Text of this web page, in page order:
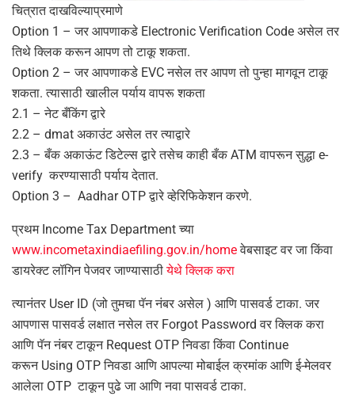
चित्रात दाखविल्याप्रमाणे
Option 1 – जर आपणाकडे Electronic Verification Code असेल तर
तिथे क्लिक करून आपण तो टाकू शकता.
Option 2 – जर आपणाकडे EVC नसेल तर आपण तो पुन्हा मागवून टाकू
शकता. त्यासाठी खालील पर्याय वापरू शकता
2.1 – नेट बँकिंग द्वारे
2.2 – dmat अकाउंट असेल तर त्याद्वारे
2.3 – बँक अकाऊंट डिटेल्स द्वारे तसेच काही बँक ATM वापरून सुद्धा e-
verify करण्यासाठी पर्याय देतात.
Option 3 – Aadhar OTP द्वारे व्हेरिफिकेशन करणे.
प्रथम Income Tax Department च्या
www.incometaxindiaefiling.gov.in/homeवेबसाइट वर जा किंवा
डायरेक्ट लॉगिन पेजवर जाण्यासाठीयेथे क्लिक करा
त्यानंतर User ID (जो तुमचा पॅन नंबर असेल ) आणि पासवर्ड टाका. जर
आपणास पासवर्ड लक्षात नसेल तर Forgot Password वर क्लिक करा
आणि पॅन नंबर टाकून Request OTP निवडा किंवा Continue
करून Using OTP निवडा आणि आपल्या मोबाईल क्रमांक आणि ई-मेलवर
आलेला OTP टाकून पुढे जा आणि नवा पासवर्ड टाका.